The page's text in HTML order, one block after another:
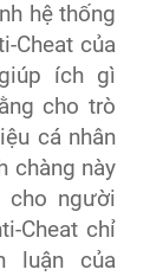
hệ thống
Cheat của
ích gì
cho trò
cá nhân
chàng này
người
Cheat chỉ
luận của